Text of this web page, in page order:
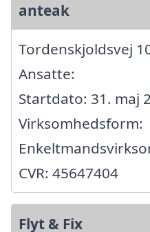
anteak
Tordenskjoldsvej
Ansatte:
Startdato: 31. maj
Virksomhedsform:
CVR: 45647404
Flyt & Fix